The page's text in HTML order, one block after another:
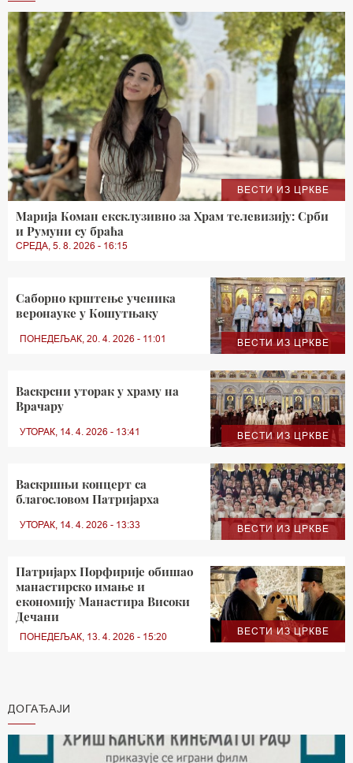
ВЕСТИ ИЗ ЦРКВЕ
Марија Коман ексклузивно за Храм телевизију: Срби
и Румуни су браћа
СРЕДА, 5. 8. 2026 - 16:15
ВЕСТИ ИЗ ЦРКВЕ
Саборно крштење ученика
веронауке у Кошутњаку
ПОНЕДЕЉАК, 20. 4. 2026 - 11:01
ВЕСТИ ИЗ ЦРКВЕ
Васкрсни уторак у храму на
Врачару
УТОРАК, 14. 4. 2026 - 13:41
ВЕСТИ ИЗ ЦРКВЕ
Васкршњи концерт са
благословом Патријарха
УТОРАК, 14. 4. 2026 - 13:33
ВЕСТИ ИЗ ЦРКВЕ
Патријарх Порфирије обишао
манастирско имање и
економију Манастира Високи
Дечани
ПОНЕДЕЉАК, 13. 4. 2026 - 15:20
ДОГАЂАЈИ